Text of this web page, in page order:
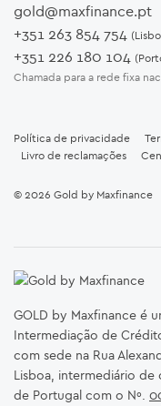
gold@maxfinance.pt
+351 263 854 754
+351 226 180 104
Chamada para a rede fixa
Política de privacidade
Livro de reclamações
© 2026 Gold by Maxfinance
GOLD by Maxfinance é
Intermediação de
com sede na Rua
Lisboa, intermediário
de Portugal com o Nº.